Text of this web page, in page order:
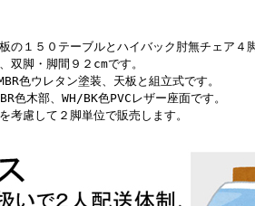
の１５０テーブルとハイバック肘無チェア４
双脚・脚間９２cmです。
色ウレタン塗装、天板と組立式です。
色木部、WH/BK色PVCレザー座面です。
考慮して２脚単位で販売します。